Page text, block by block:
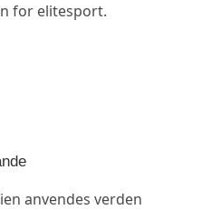
for elitesport.
anvendes verden